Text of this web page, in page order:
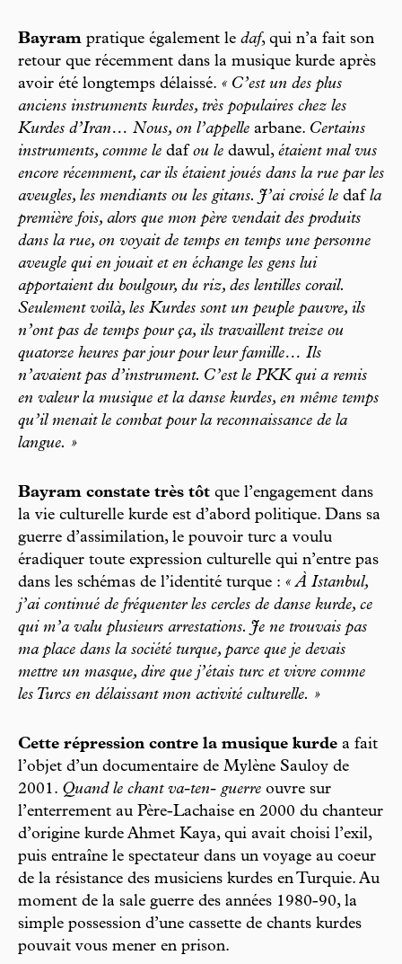
Bayram pratique également le daf, qui n’a fait son
retour que récemment dans la musique kurde après
avoir été longtemps délaissé. « C’est un des plus
anciens instruments kurdes, très populaires chez les
Kurdes d’Iran… Nous, on l’appelle arbane. Certains
instruments, comme le daf ou le dawul, étaient mal vus
encore récemment, car ils étaient joués dans la rue par les
aveugles, les mendiants ou les gitans. J’ai croisé le daf la
première fois, alors que mon père vendait des produits
dans la rue, on voyait de temps en temps une personne
aveugle qui en jouait et en échange les gens lui
apportaient du boulgour, du riz, des lentilles corail.
Seulement voilà, les Kurdes sont un peuple pauvre, ils
n’ont pas de temps pour ça, ils travaillent treize ou
quatorze heures par jour pour leur famille… Ils
n’avaient pas d’instrument. C’est le PKK qui a remis
en valeur la musique et la danse kurdes, en même temps
qu’il menait le combat pour la reconnaissance de la
langue. »
Bayram constate très tôt que l’engagement dans
la vie culturelle kurde est d’abord politique. Dans sa
guerre d’assimilation, le pouvoir turc a voulu
éradiquer toute expression culturelle qui n’entre pas
dans les schémas de l’identité turque : « À Istanbul,
j’ai continué de fréquenter les cercles de danse kurde, ce
qui m’a valu plusieurs arrestations. Je ne trouvais pas
ma place dans la société turque, parce que je devais
mettre un masque, dire que j’étais turc et vivre comme
les Turcs en délaissant mon activité culturelle. »
Cette répression contre la musique kurde a fait
l’objet d’un documentaire de Mylène Sauloy de
2001. Quand le chant va-ten- guerre ouvre sur
l’enterrement au Père-Lachaise en 2000 du chanteur
d’origine kurde Ahmet Kaya, qui avait choisi l’exil,
puis entraîne le spectateur dans un voyage au coeur
de la résistance des musiciens kurdes en Turquie. Au
moment de la sale guerre des années 1980-90, la
simple possession d’une cassette de chants kurdes
pouvait vous mener en prison.